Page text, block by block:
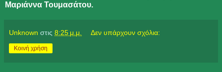
Μαριάννα Τουμασάτου.
Unknown στις 8:25 μ.μ. Δεν υπάρχουν σχόλια:
Κοινή χρήση